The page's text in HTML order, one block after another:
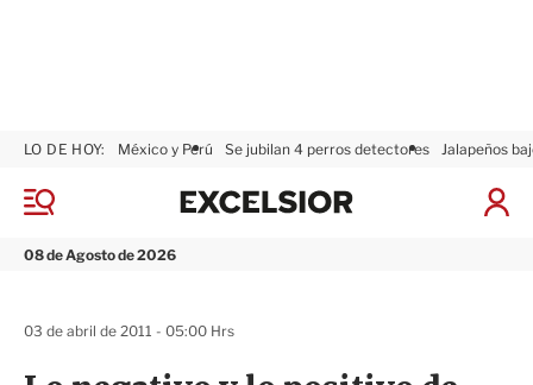
M
n
08 de Agosto de 2026
LO DE HOY: México y Perú Se jubilan 4 perros detectores Jalapeños
I
x
03 de abril de 2011 - 05:00 Hrs